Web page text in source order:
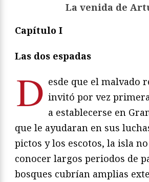
La venida de
Capítulo I
Las dos espadas
D esde que el malvado
invitó por vez
a establecerse en
que le ayudaran en sus
pictos y los escotos, la isla
conocer largos periodos de
bosques cubrían amplias